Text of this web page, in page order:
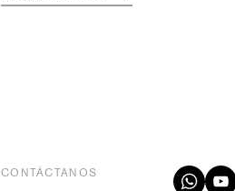
CONTÁCTANOS